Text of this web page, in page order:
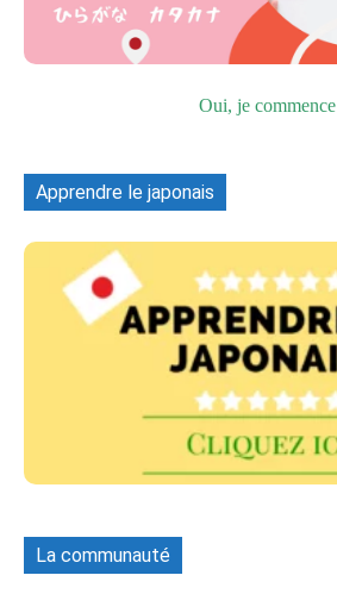
Oui, je commence
Apprendre le japonais
La communauté